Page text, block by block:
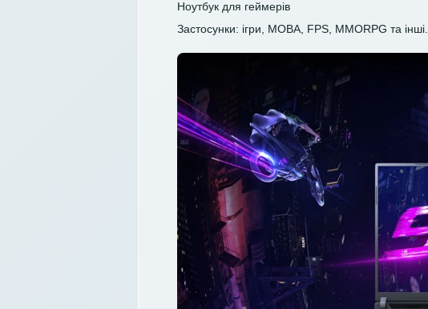
Ноутбук для геймерів
Застосунки: ігри, MOBA, FPS, MMORPG та інші.